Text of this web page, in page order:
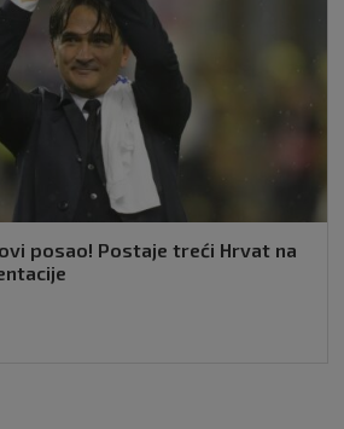
posao! Postaje treći Hrvat na